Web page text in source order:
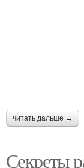
читать дальше →
Секреты